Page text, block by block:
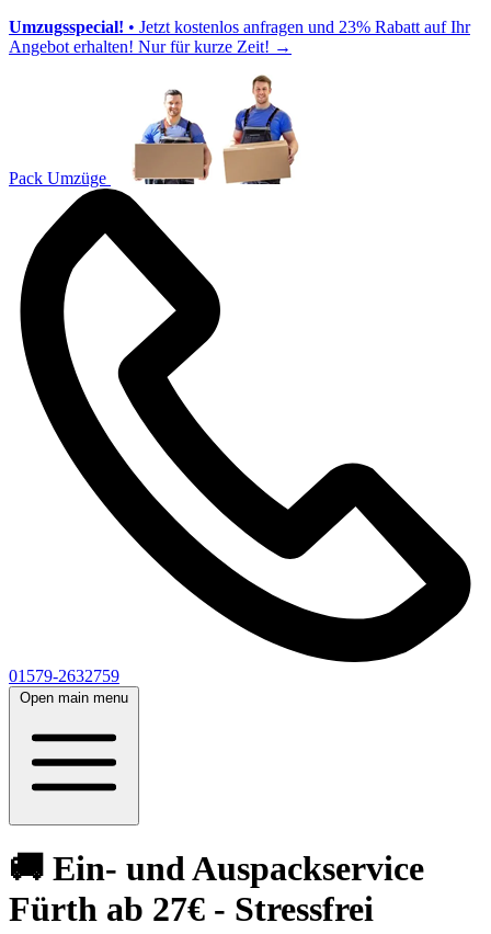
Umzugsspecial! • Jetzt kostenlos anfragen und 23% Rabatt auf Ihr
Angebot erhalten! Nur für kurze Zeit! →
Pack Umzüge
01579-2632759
Open main menu
🚚 Ein- und Auspackservice
Fürth ab 27€ - Stressfrei